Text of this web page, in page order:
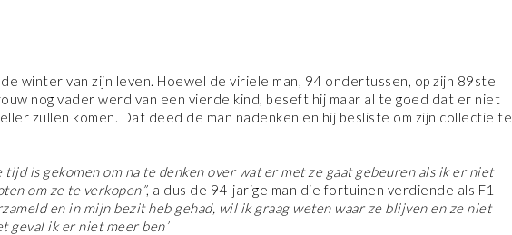
winter van zijn leven. Hoewel de viriele man, 94 ondertussen, op zijn 89ste
nog vader werd van een vierde kind, beseft hij maar al te goed dat er niet
zullen komen. Dat deed de man nadenken en hij besliste om zijn collectie te
tijd is gekomen om na te denken over wat er met ze gaat gebeuren als ik er niet
om ze te verkopen”, aldus de 94-jarige man die fortuinen verdiende als F1-
en in mijn bezit heb gehad, wil ik graag weten waar ze blijven en ze niet
geval ik er niet meer ben’